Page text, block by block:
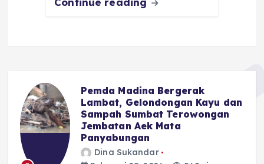
Pemda Madina Bergerak
Lambat, Gelondongan Kayu dan
Sampah Sumbat Terowongan
Jembatan Aek Mata
Panyabungan
Dina Sukandar